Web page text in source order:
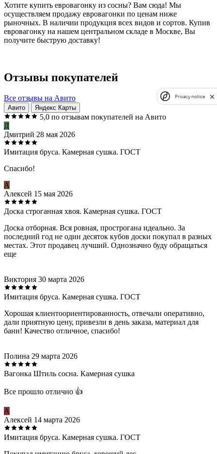
Хотите купить евровагонку из сосны? Вам сюда! Мы
осуществляем продажу евровагонки по ценам ниже
рыночных. В наличии продукция всех видов и сортов. Купив
евровагонку на нашем центральном складе в Москве, Вы
получите быструю доставку!
Отзывы покупателей
Все отзывы на Авито
Авито Яндекс Карты
5,0 по отзывам покупателей на Авито
Д
Дмитрий 28 мая 2026
Имитация бруса. Камерная сушка. ГОСТ
Спасибо!
А
Алексей 15 мая 2026
Доска строганная хвоя. Камерная сушка. ГОСТ
Доска отборная. Вся ровная, прострогана идеально. За
последний год не один десяток кубов доски покупал в разных
местах. Этот продавец лучший. Однозначно буду обращаться
еще
Виктория 30 марта 2026
Имитация бруса. Камерная сушка. ГОСТ
Хорошая клиентоориентированность, отвечали оперативно,
дали приятную цену, привезли в день заказа, материал для
бани! Качество отличное, спасибо!
Полина 29 марта 2026
Вагонка Штиль сосна. Камерная сушка
Все прошло отлично 👍
А
Алексей 14 марта 2026
Имитация бруса. Камерная сушка. ГОСТ
Privacy notice